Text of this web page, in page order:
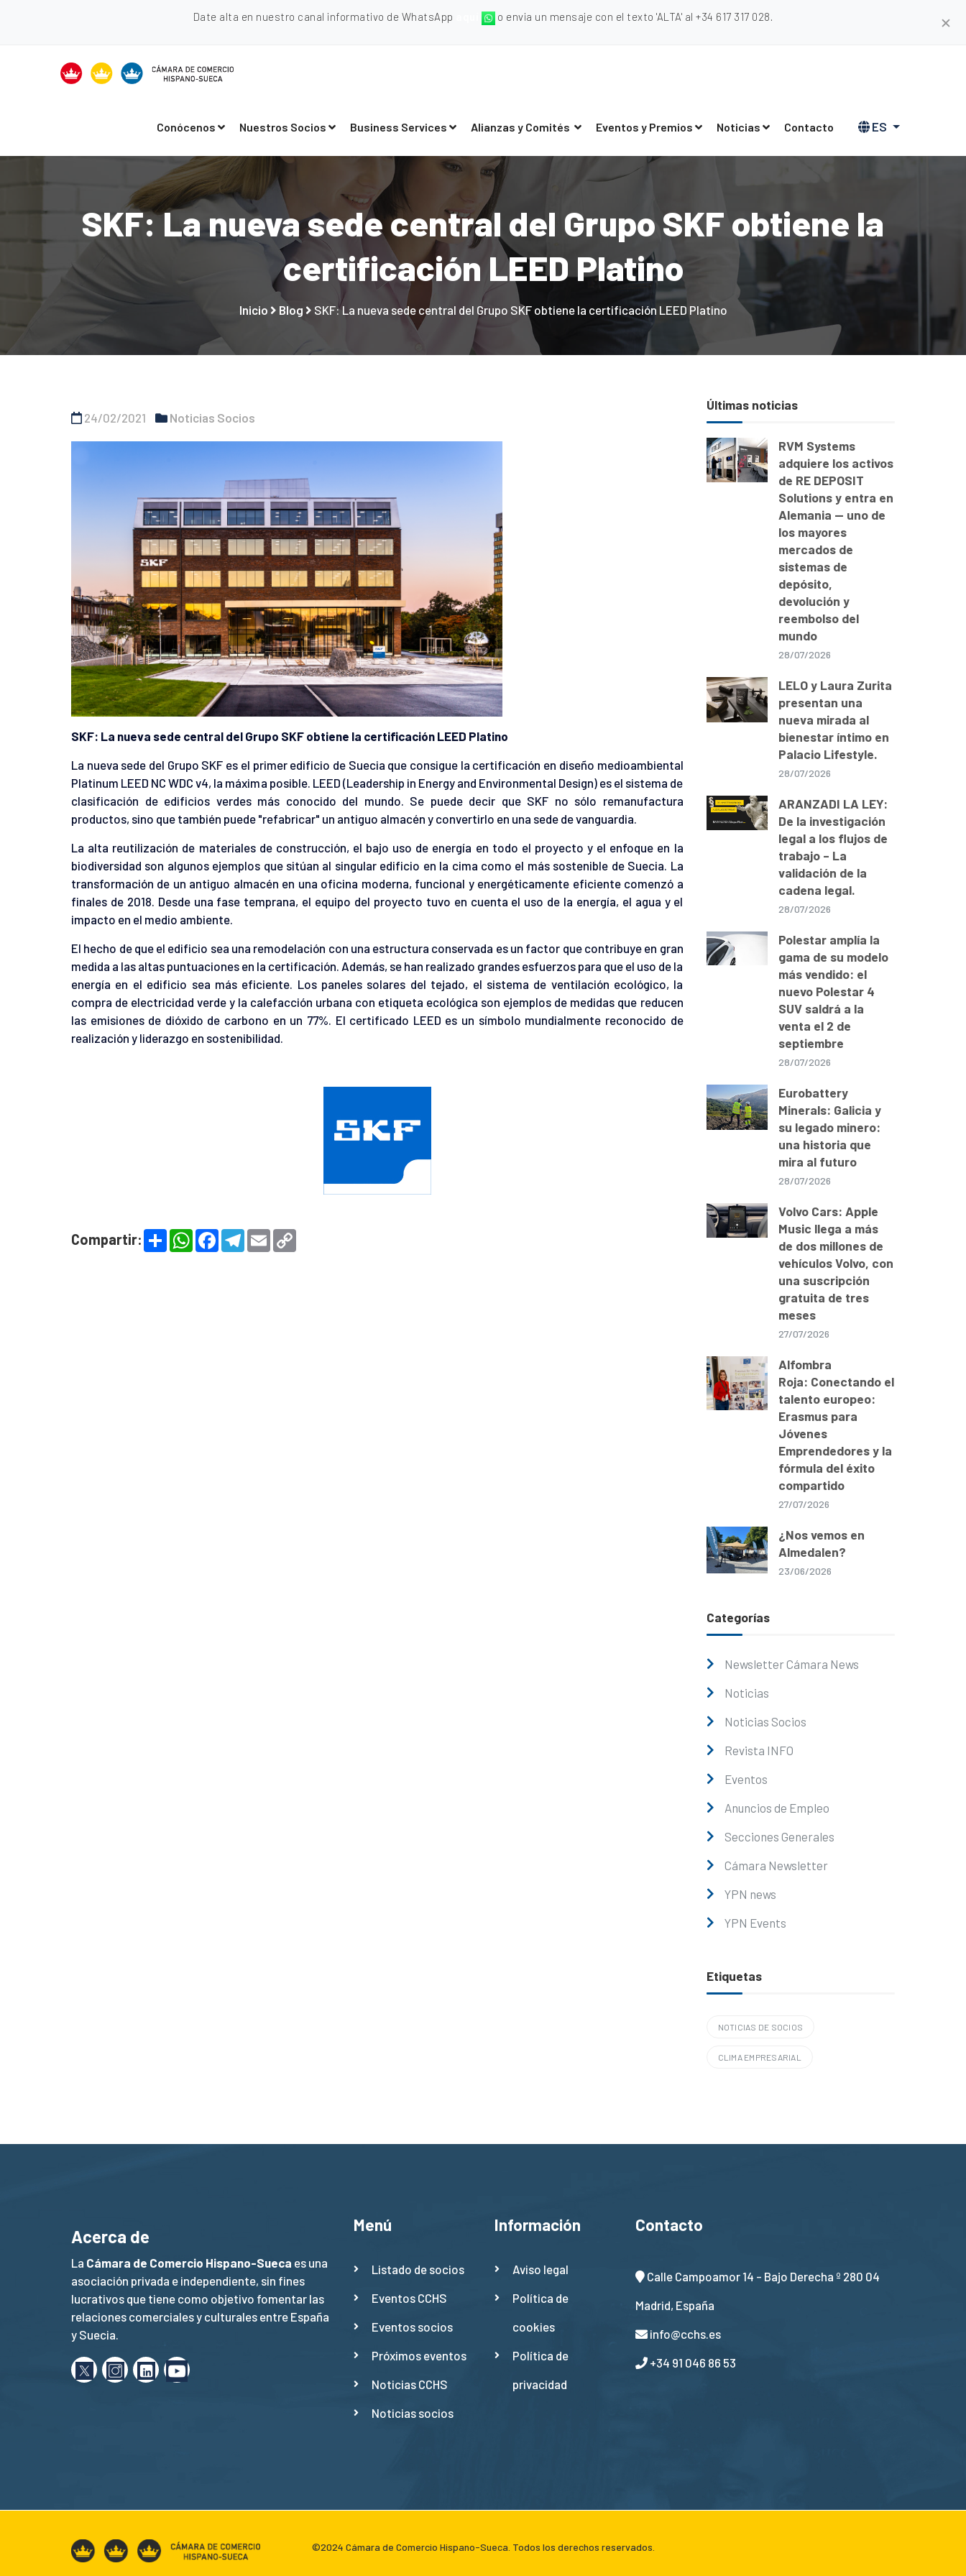
Date alta en nuestro canal informativo de WhatsApp o envia un mensaje con el texto 'ALTA' al +34 617 317 028. ✕
Conócenos Nuestros Socios Business Services Alianzas y Comités Eventos y Premios Noticias Contacto ES
SKF: La nueva sede central del Grupo SKF obtiene la
certificación LEED Platino
Inicio Blog SKF: La nueva sede central del Grupo SKF obtiene la certificación LEED Platino
24/02/2021 Noticias Socios
SKF: La nueva sede central del Grupo SKF obtiene la certificación LEED Platino
La nueva sede del Grupo SKF es el primer edificio de Suecia que consigue la certificación en diseño medioambiental
Platinum LEED NC WDC v4, la máxima posible. LEED (Leadership in Energy and Environmental Design) es el sistema de
clasificación de edificios verdes más conocido del mundo. Se puede decir que SKF no sólo remanufactura
productos, sino que también puede "refabricar" un antiguo almacén y convertirlo en una sede de vanguardia.
La alta reutilización de materiales de construcción, el bajo uso de energía en todo el proyecto y el enfoque en la
biodiversidad son algunos ejemplos que sitúan al singular edificio en la cima como el más sostenible de Suecia. La
transformación de un antiguo almacén en una oficina moderna, funcional y energéticamente eficiente comenzó a
finales de 2018. Desde una fase temprana, el equipo del proyecto tuvo en cuenta el uso de la energía, el agua y el
impacto en el medio ambiente.
El hecho de que el edificio sea una remodelación con una estructura conservada es un factor que contribuye en gran
medida a las altas puntuaciones en la certificación. Además, se han realizado grandes esfuerzos para que el uso de la
energía en el edificio sea más eficiente. Los paneles solares del tejado, el sistema de ventilación ecológico, la
compra de electricidad verde y la calefacción urbana con etiqueta ecológica son ejemplos de medidas que reducen
las emisiones de dióxido de carbono en un 77%. El certificado LEED es un símbolo mundialmente reconocido de
realización y liderazgo en sostenibilidad.
Compartir:
S
h
W
h
F
T
e
E
m
Últimas noticias
RVM Systems
adquiere los activos
de RE DEPOSIT
Solutions y entra en
Alemania — uno de
los mayores
mercados de
sistemas de
depósito,
devolución y
reembolso del
mundo
28/07/2026
LELO y Laura Zurita
presentan una
nueva mirada al
bienestar íntimo en
Palacio Lifestyle.
28/07/2026
ARANZADI LA LEY:
De la investigación
legal a los flujos de
trabajo – La
validación de la
cadena legal.
28/07/2026
Polestar amplía la
gama de su modelo
más vendido: el
nuevo Polestar 4
SUV saldrá a la
venta el 2 de
septiembre
28/07/2026
Eurobattery
Minerals: Galicia y
su legado minero:
una historia que
mira al futuro
28/07/2026
Volvo Cars: Apple
Music llega a más
de dos millones de
vehículos Volvo, con
una suscripción
gratuita de tres
meses
27/07/2026
Alfombra
Roja: Conectando el
talento europeo:
Erasmus para
Jóvenes
Emprendedores y la
fórmula del éxito
compartido
27/07/2026
¿Nos vemos en
Almedalen?
23/06/2026
Categorías
Newsletter Cámara News
Noticias
Noticias Socios
Revista INFO
Eventos
Anuncios de Empleo
Secciones Generales
Cámara Newsletter
YPN news
YPN Events
Etiquetas
NOTICIAS DE SOCIOS
CLIMA EMPRESARIAL
Acerca de
La Cámara de Comercio Hispano-Sueca es una
asociación privada e independiente, sin fines
lucrativos que tiene como objetivo fomentar las
relaciones comerciales y culturales entre España
y Suecia.
Menú
Listado de socios
Eventos CCHS
Eventos socios
Próximos eventos
Noticias CCHS
Noticias socios
Información
Aviso legal
Política de
cookies
Política de
privacidad
Contacto
Calle Campoamor 14 - Bajo Derecha º 280 04
Madrid, España
info@cchs.es
+34 91 046 86 53
©2024 Cámara de Comercio Hispano-Sueca. Todos los derechos reservados.